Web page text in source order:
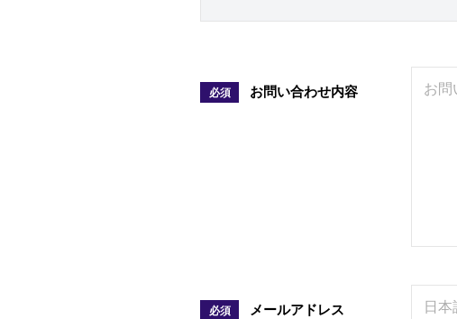
必須 お問い合わせ内容
必須 メールアドレス